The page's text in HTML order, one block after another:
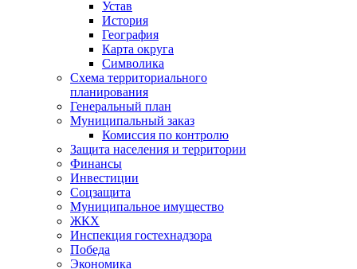
Устав
История
География
Карта округа
Символика
Схема территориального
планирования
Генеральный план
Муниципальный заказ
Комиссия по контролю
Защита населения и территории
Финансы
Инвестиции
Соцзащита
Муниципальное имущество
ЖКХ
Инспекция гостехнадзора
Победа
Экономика